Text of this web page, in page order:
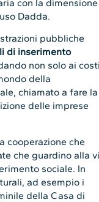
con la dimensione
Dadda.
pubbliche
di inserimento
non solo ai costi
della
chiamato a fare la
delle imprese
cooperazione che
che guardino alla
sociale. In
ad esempio i
della Casa di